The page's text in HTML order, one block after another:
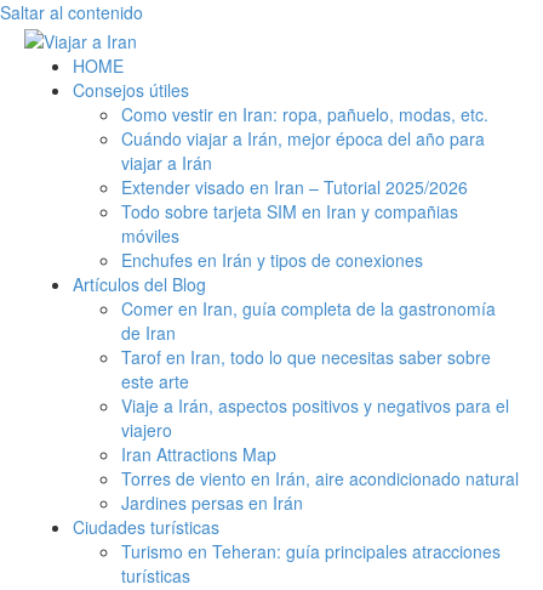
Saltar al contenido
HOME
Consejos útiles
Como vestir en Iran: ropa, pañuelo, modas, etc.
Cuándo viajar a Irán, mejor época del año para
viajar a Irán
Extender visado en Iran – Tutorial 2025/2026
Todo sobre tarjeta SIM en Iran y compañias
móviles
Enchufes en Irán y tipos de conexiones
Artículos del Blog
Comer en Iran, guía completa de la gastronomía
de Iran
Tarof en Iran, todo lo que necesitas saber sobre
este arte
Viaje a Irán, aspectos positivos y negativos para el
viajero
Iran Attractions Map
Torres de viento en Irán, aire acondicionado natural
Jardines persas en Irán
Ciudades turísticas
Turismo en Teheran: guía principales atracciones
turísticas